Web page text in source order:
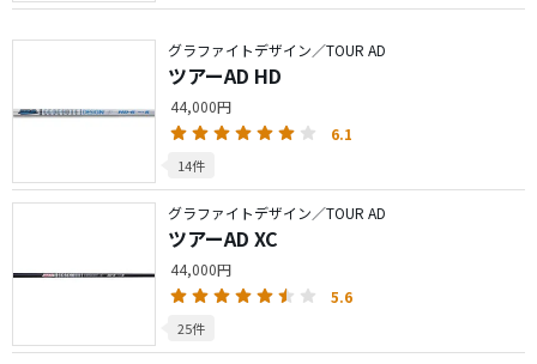
グラファイトデザイン／TOUR AD
ツアーAD HD
44,000円
6.1
14件
グラファイトデザイン／TOUR AD
ツアーAD XC
44,000円
5.6
25件